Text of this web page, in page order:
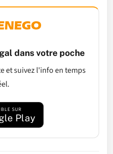
dans votre poche
et suivez l'info en temps
SUR
Play